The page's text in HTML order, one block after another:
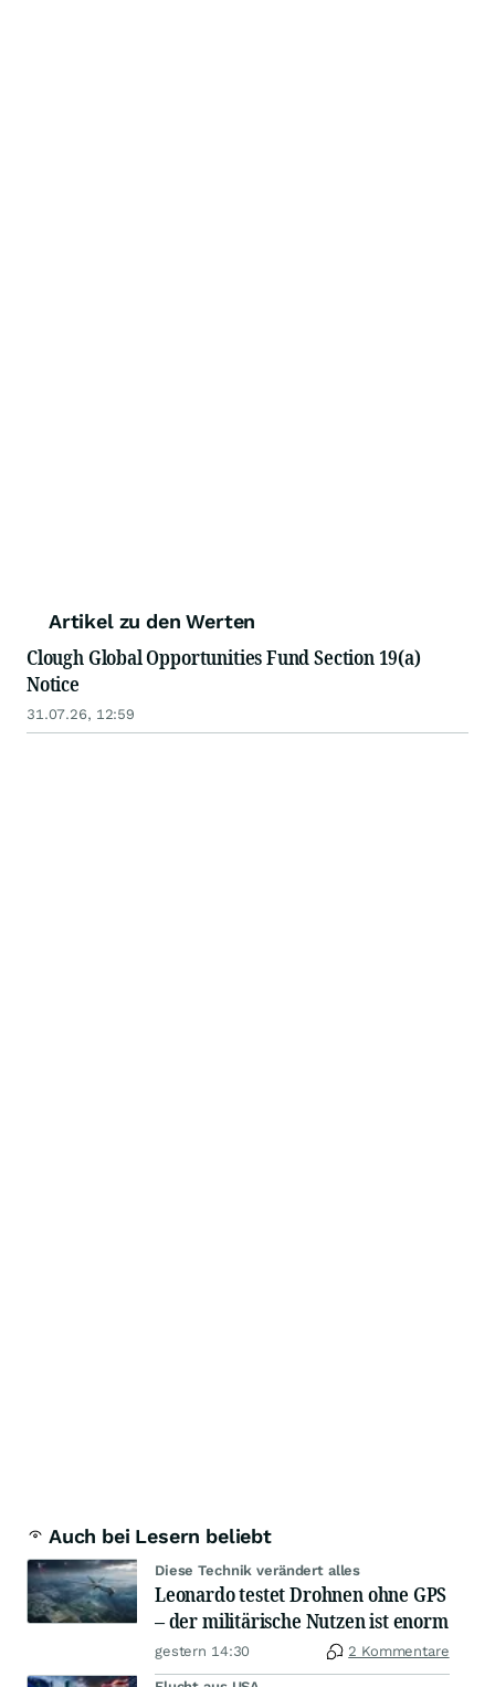
Artikel zu den Werten
Clough Global Opportunities Fund Section 19(a)
Notice
31.07.26, 12:59
Auch bei Lesern beliebt
Diese Technik verändert alles
Leonardo testet Drohnen ohne GPS
– der militärische Nutzen ist enorm
gestern 14:30 2 Kommentare